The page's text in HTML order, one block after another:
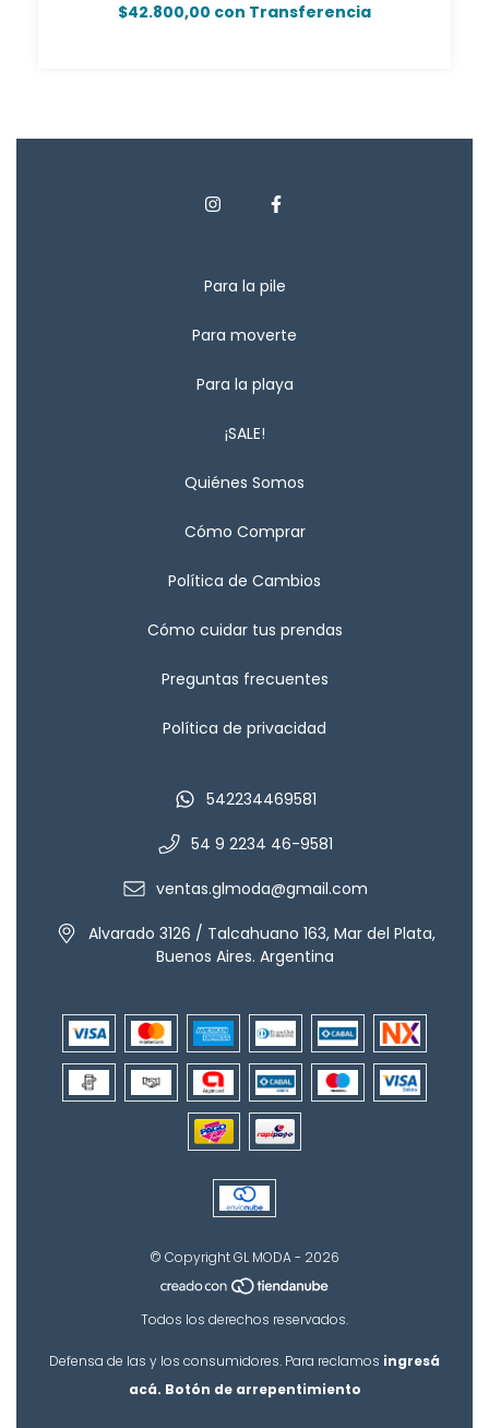
$42.800,00 con Transferencia
Para la pile
Para moverte
Para la playa
¡SALE!
Quiénes Somos
Cómo Comprar
Política de Cambios
Cómo cuidar tus prendas
Preguntas frecuentes
Política de privacidad
542234469581
54 9 2234 46-9581
ventas.glmoda@gmail.com
Alvarado 3126 / Talcahuano 163, Mar del Plata,
Buenos Aires. Argentina
© Copyright GL MODA - 2026
Todos los derechos reservados.
Defensa de las y los consumidores. Para reclamos ingresá
acá. Botón de arrepentimiento